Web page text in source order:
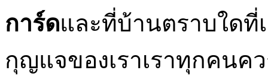
การ์ดและที่บ้านตราบใดที่
กุญแจของเราเราทุกคน